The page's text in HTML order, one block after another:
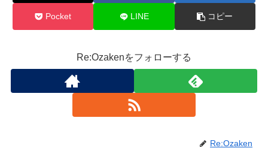
Pocket LINE コピー
Re:Ozakenをフォローする
Re:Ozaken